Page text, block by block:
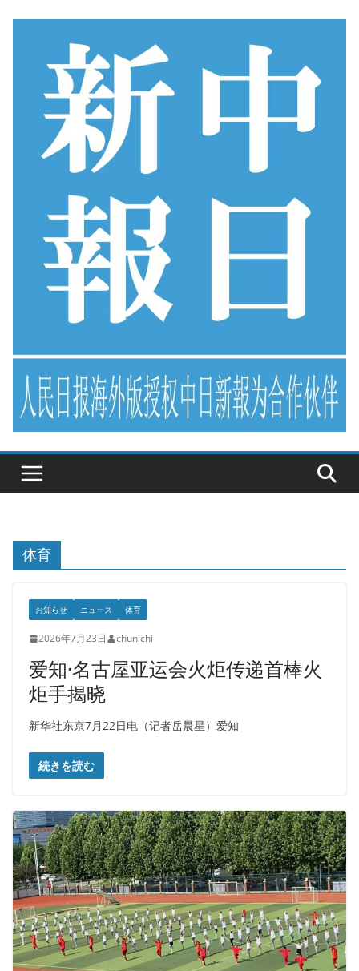
体育
お知らせ ニュース 体育
2026年7月23日 chunichi
爱知·名古屋亚运会火炬传递首棒火
炬手揭晓
新华社东京7月22日电（记者岳晨星）爱知
続きを読む